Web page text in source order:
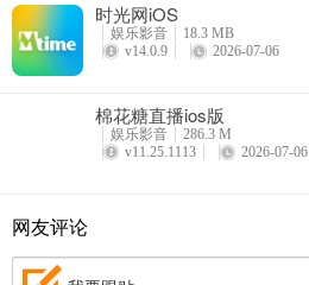
5、上传视频
时光网iOS
娱乐影音
18.3 MB
v14.0.9
2026-07-06
棉花糖直播ios版
娱乐影音
286.3 M
v11.25.1113
2026-07-06
网友评论